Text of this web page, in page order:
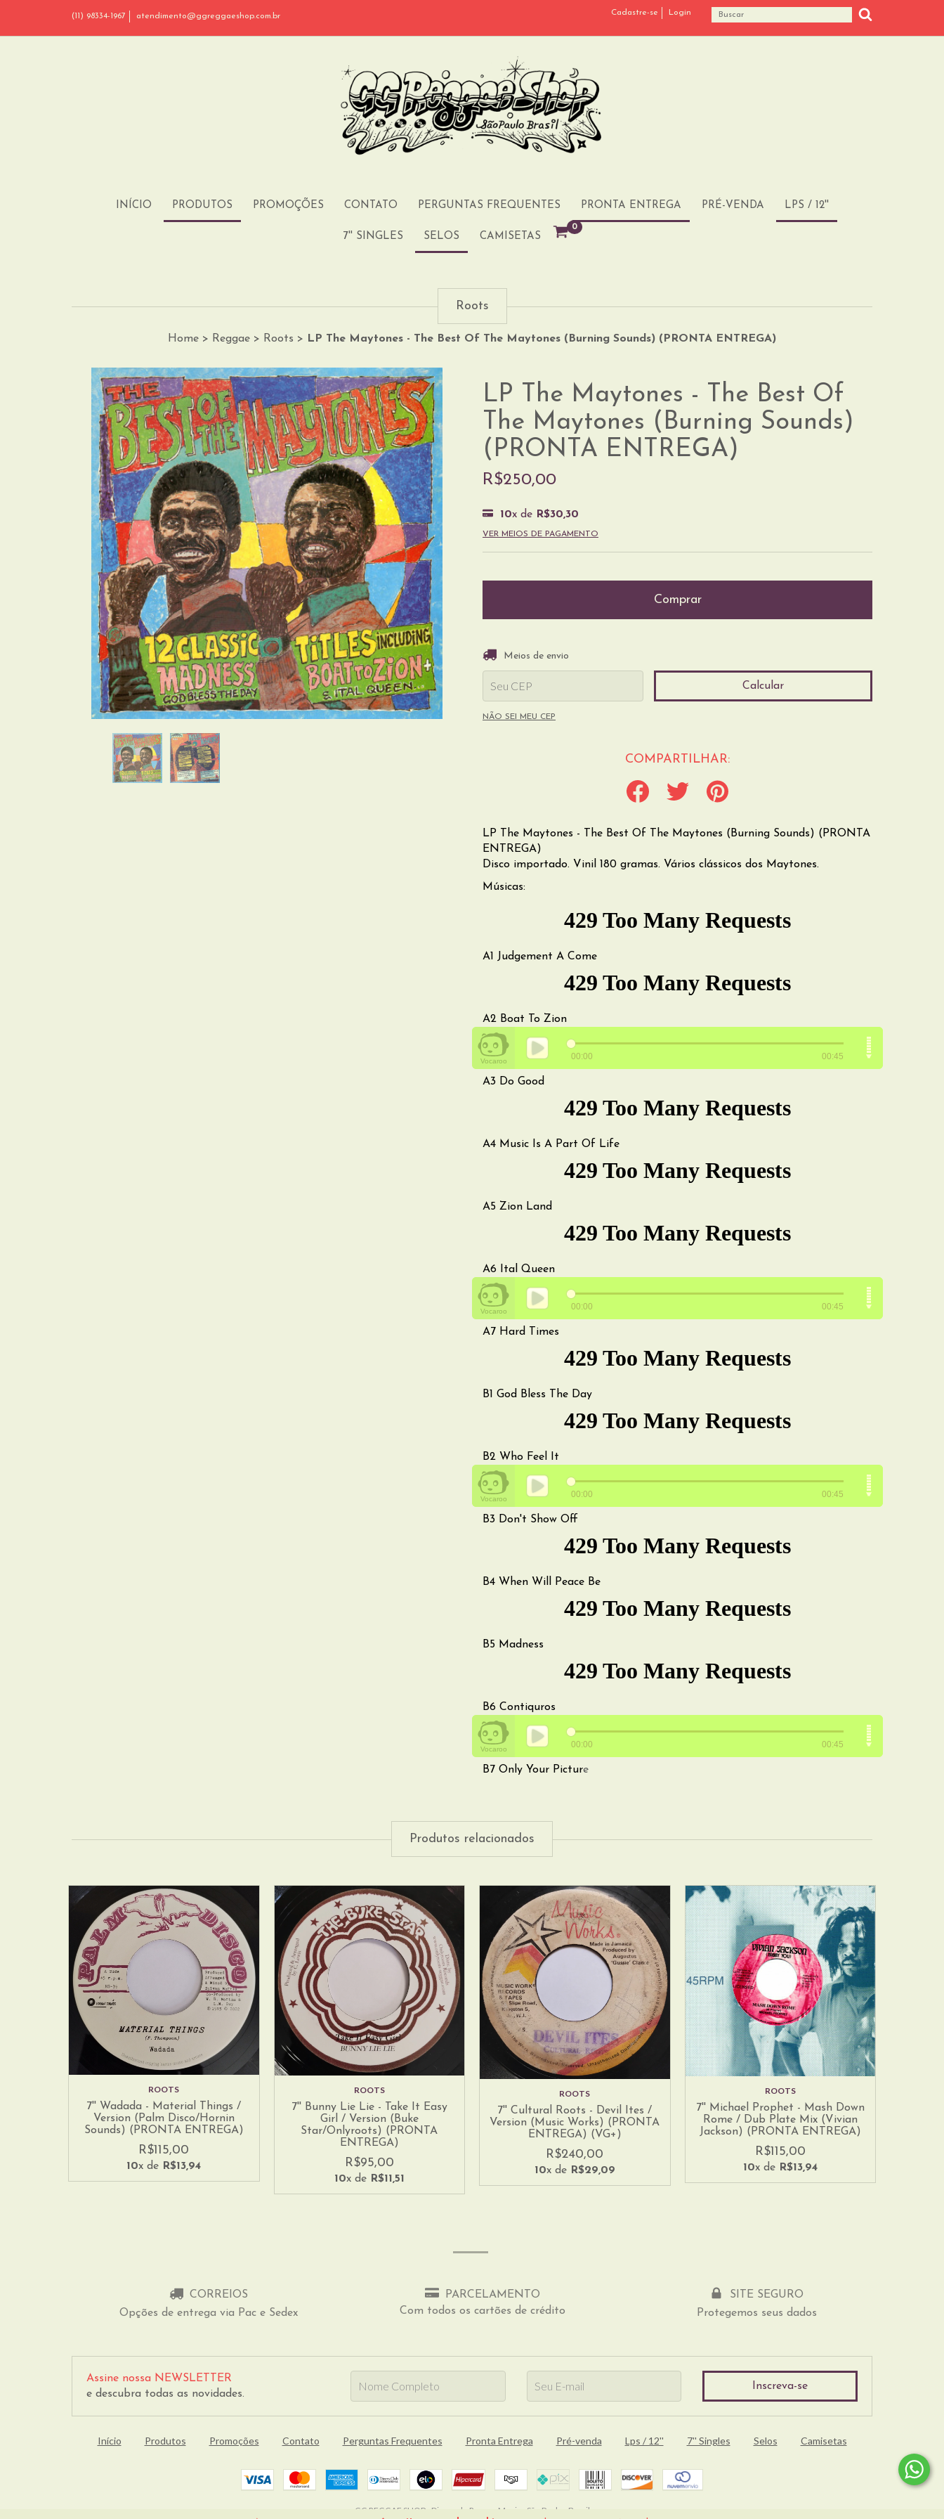
(11) 98334-1967 atendimento@ggreggaeshop.com.br Cadastre-se Login
INÍCIO PRODUTOS PROMOÇÕES CONTATO PERGUNTAS FREQUENTES PRONTA ENTREGA PRÉ-VENDA LPS / 12''
7'' SINGLES SELOS CAMISETAS
0
Roots
Home > Reggae > Roots > LP The Maytones - The Best Of The Maytones (Burning Sounds) (PRONTA ENTREGA)
LP The Maytones - The Best Of
The Maytones (Burning Sounds)
(PRONTA ENTREGA)
R$250,00
10x de R$30,30
VER MEIOS DE PAGAMENTO
Entregas para o CEP:
Meios de envio
Calcular
NÃO SEI MEU CEP
COMPARTILHAR:
LP The Maytones - The Best Of The Maytones (Burning Sounds) (PRONTA
ENTREGA)
Disco importado. Vinil 180 gramas. Vários clássicos dos Maytones.
Músicas:
A1 Judgement A Come
A2 Boat To Zion
A3 Do Good
A4 Music Is A Part Of Life
A5 Zion Land
A6 Ital Queen
A7 Hard Times
B1 God Bless The Day
B2 Who Feel It
B3 Don't Show Off
B4 When Will Peace Be
B5 Madness
B6 Contiquros
B7 Only Your Picture
Produtos relacionados
ROOTS
7'' Wadada - Material Things /
Version (Palm Disco/Hornin
Sounds) (PRONTA ENTREGA)
R$115,00
10x de R$13,94
ROOTS
7'' Bunny Lie Lie - Take It Easy
Girl / Version (Buke
Star/Onlyroots) (PRONTA
ENTREGA)
R$95,00
10x de R$11,51
ROOTS
7'' Cultural Roots - Devil Ites /
Version (Music Works) (PRONTA
ENTREGA) (VG+)
R$240,00
10x de R$29,09
ROOTS
7'' Michael Prophet - Mash Down
Rome / Dub Plate Mix (Vivian
Jackson) (PRONTA ENTREGA)
R$115,00
10x de R$13,94
CORREIOS
Opções de entrega via Pac e Sedex
PARCELAMENTO
Com todos os cartões de crédito
SITE SEGURO
Protegemos seus dados
Assine nossa NEWSLETTER
e descubra todas as novidades.
Início Produtos Promoções Contato Perguntas Frequentes Pronta Entrega Pré-venda Lps / 12'' 7'' Singles Selos Camisetas
GG REGGAE SHOP - Discos de Reggae Music - São Paulo - Brasil